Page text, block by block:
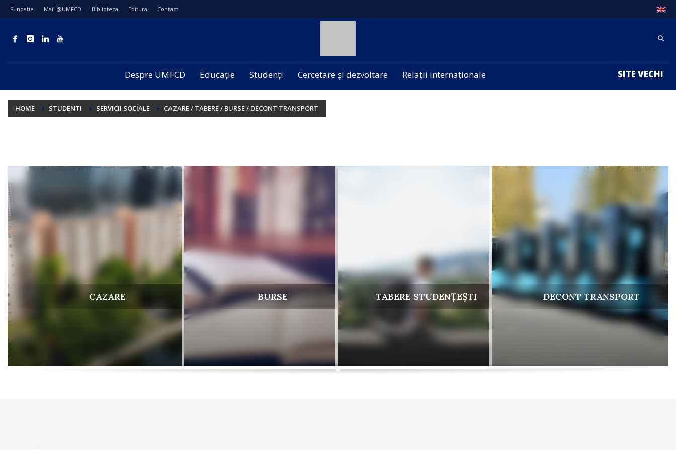
Fundatie Mail @UMFCD Biblioteca Editura Contact
Despre UMFCD Educație Studenți Cercetare și dezvoltare Relații internaționale SITE VECHI
HOME STUDENTI SERVICII SOCIALE CAZARE / TABERE / BURSE / DECONT TRANSPORT
CAZARE BURSE TABERE STUDENȚEȘTI DECONT TRANSPORT